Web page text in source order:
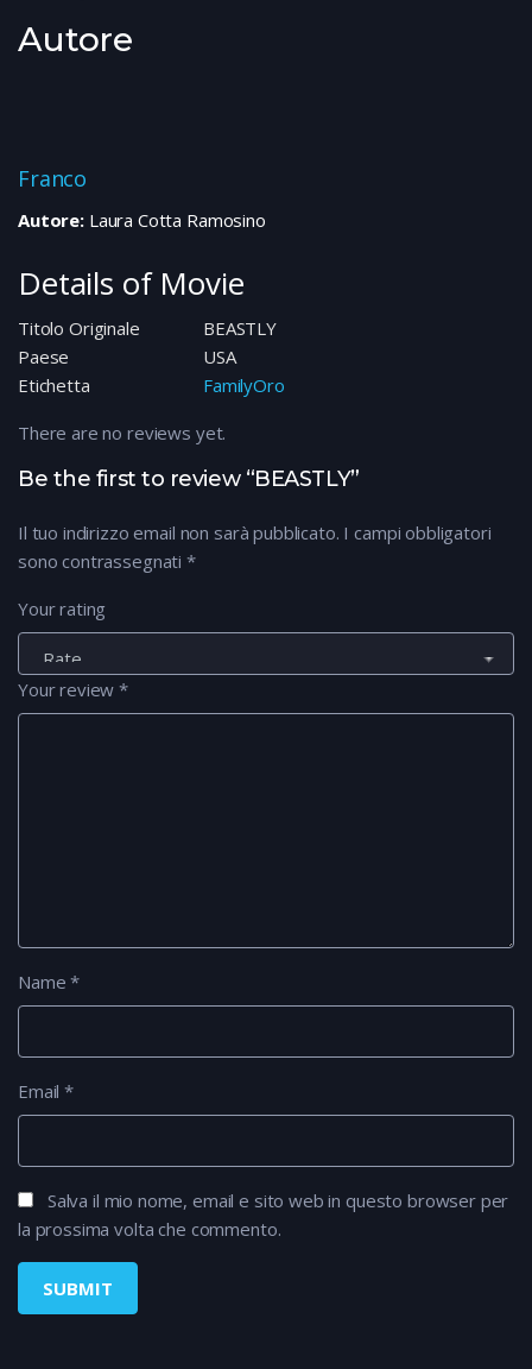
Autore
Franco
Autore:Laura Cotta Ramosino
Details of Movie
Titolo Originale
BEASTLY
Paese
USA
Etichetta
FamilyOro
Be the first to review “BEASTLY”
Il tuo indirizzo email non sarà pubblicato. I campi obbligatori
sono contrassegnati *
Your rating
Your review*
Name*
Email*
Salva il mio nome, email e sito web in questo browser per
la prossima volta che commento.
There are no reviews yet.